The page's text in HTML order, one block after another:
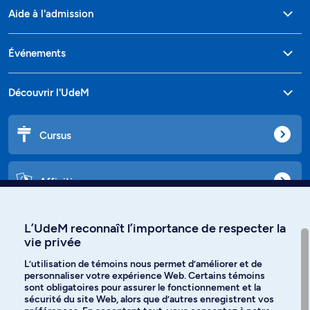
Aide à l'admission
Événements
Découvrir l'UdeM
Cursus
Affiniti
Langues
Facebook Instagram
L’UdeM reconnaît l’importance de respecter la
vie privée
L’utilisation de témoins nous permet d’améliorer et de
personnaliser votre expérience Web. Certains témoins
sont obligatoires pour assurer le fonctionnement et la
sécurité du site Web, alors que d’autres enregistrent vos